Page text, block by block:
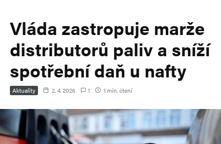
Vláda zastropuje marže
distributorů paliv a sníží
spotřební daň u nafty
Aktuality 2. 4. 2026 1 1 min. čtení